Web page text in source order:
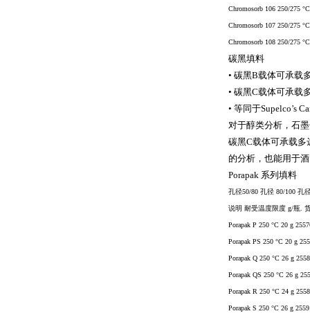
Chromosorb 106 250/275
Chromosorb 107 250/275
Chromosorb 108 250/275
碳黑填料
• 碳黑B载体可承载
• 碳黑C载体可承载
• 等同于Supelco’s
对于醇类分析，石
碳黑C载体可承载多
的分析，也能用于
Porapak 系列填料
孔径50/80 孔径 80/100 孔
说明 耐受温度限度 g/瓶
Porapak P 250 °C 20 g
Porapak PS 250 °C 20 g
Porapak Q 250 °C 26 g
Porapak QS 250 °C 26 g
Porapak R 250 °C 24 g
Porapak S 250 °C 26 g